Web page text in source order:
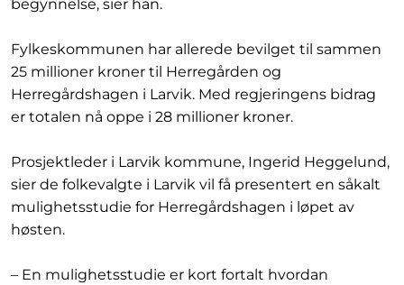
begynnelse, sier han.
Fylkeskommunen har allerede bevilget til sammen
25 millioner kroner til Herregården og
Herregårdshagen i Larvik. Med regjeringens bidrag
er totalen nå oppe i 28 millioner kroner.
Prosjektleder i Larvik kommune, Ingerid Heggelund,
sier de folkevalgte i Larvik vil få presentert en såkalt
mulighetsstudie for Herregårdshagen i løpet av
høsten.
– En mulighetsstudie er kort fortalt hvordan